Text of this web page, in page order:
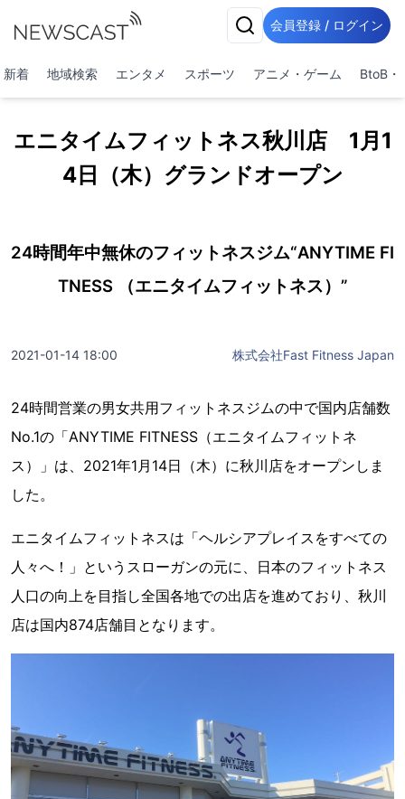
会員登録 / ログイン
新着 地域検索 エンタメ スポーツ アニメ・ゲーム BtoB・
エニタイムフィットネス秋川店 1月1
4日（木）グランドオープン
24時間年中無休のフィットネスジム“ANYTIME FI
TNESS （エニタイムフィットネス）”
2021-01-14 18:00 株式会社Fast Fitness Japan
24時間営業の男女共用フィットネスジムの中で国内店舗数
No.1の「ANYTIME FITNESS（エニタイムフィットネ
ス）」は、2021年1月14日（木）に秋川店をオープンしま
した。
エニタイムフィットネスは「ヘルシアプレイスをすべての
人々へ！」というスローガンの元に、日本のフィットネス
人口の向上を目指し全国各地での出店を進めており、秋川
店は国内874店舗目となります。